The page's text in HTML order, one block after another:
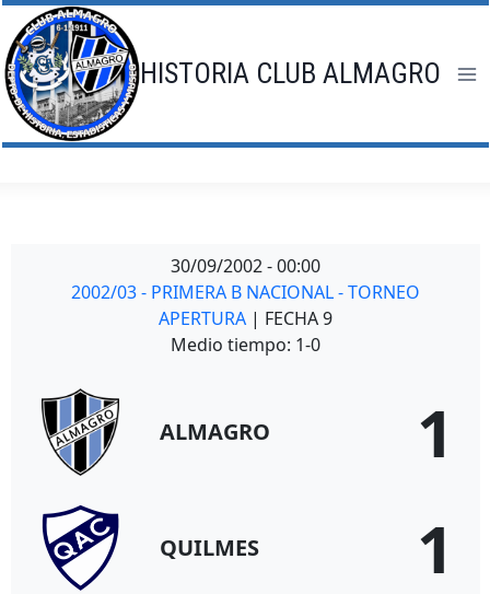
Saltar
al
contenido
HISTORIA CLUB ALMAGRO
30/09/2002 - 00:00
2002/03 - PRIMERA B NACIONAL - TORNEO
APERTURA | FECHA 9
Medio tiempo: 1-0
ALMAGRO 1
QUILMES 1